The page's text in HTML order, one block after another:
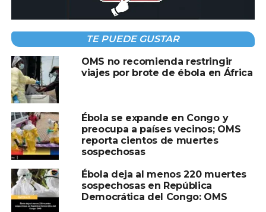
epidemia debido a que está relacionada con la variante
Bundibugyo del virus, una cepa relativamente
desconocida para la que actualmente no existen vacunas
ni tratamientos específicos.
La variante Bundibugyo solo había provocado
anteriormente dos brotes: uno en Uganda en el año 2000
y otro en la República Democrática del Congo en 2012,
este último con apenas una docena de casos mortales.
Compartir en:
TE PUEDE GUSTAR
OMS no recomienda restringir
viajes por brote de ébola en África
Ébola se expande en Congo y
preocupa a países vecinos; OMS
reporta cientos de muertes
sospechosas
Ébola deja al menos 220 muertes
sospechosas en República
Democrática del Congo: OMS